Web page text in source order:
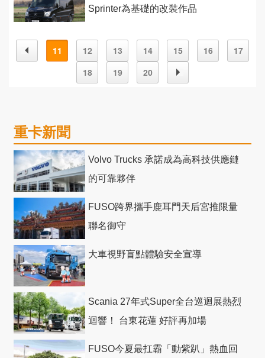
Sprinter為基礎的改裝作品
11 12 13 14 15 16
17
18
19 20
重卡新聞
Volvo Trucks 承諾成為高科技供應鏈
的可靠夥伴
FUSO跨界攜手鹿耳門天后宮推限量
聯名御守
大車視野盲點體驗安全宣導
Scania 27年式Super全台巡迴展熱烈
迴響！ 台東花蓮 好評再加場
FUSO今夏最扛霸「動紫趴」熱血回